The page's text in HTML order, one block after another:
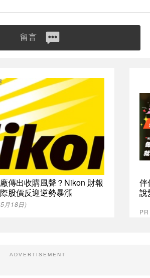
留言
傳出收購風聲？Nikon 財報
股價反迎逆勢暴漲
月18日)
伴
說
ADVERTISEMENT